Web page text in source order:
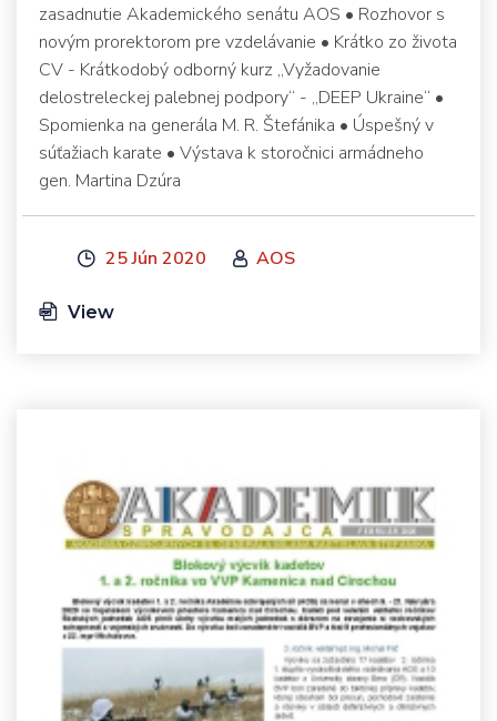
zasadnutie Akademického senátu AOS • Rozhovor s
novým prorektorom pre vzdelávanie • Krátko zo života
CV - Krátkodobý odborný kurz „Vyžadovanie
delostreleckej palebnej podpory“ - „DEEP Ukraine“ •
Spomienka na generála M. R. Štefánika • Úspešný v
súťažiach karate • Výstava k storočnici armádneho
gen. Martina Dzúra
25 Jún 2020 AOS
View